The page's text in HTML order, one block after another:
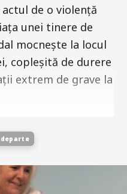
de o violență
unei tinere de
mocnește la locul
copleșită de durere
extrem de grave la